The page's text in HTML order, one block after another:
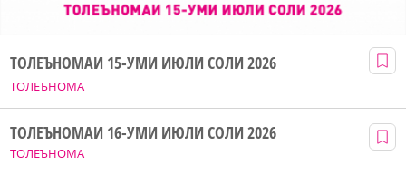
ТОЛЕЪНОМА
ТОЛЕЪНОМАИ 15-УМИ ИЮЛИ СОЛИ 2026
ТОЛЕЪНОМА
ТОЛЕЪНОМАИ 16-УМИ ИЮЛИ СОЛИ 2026